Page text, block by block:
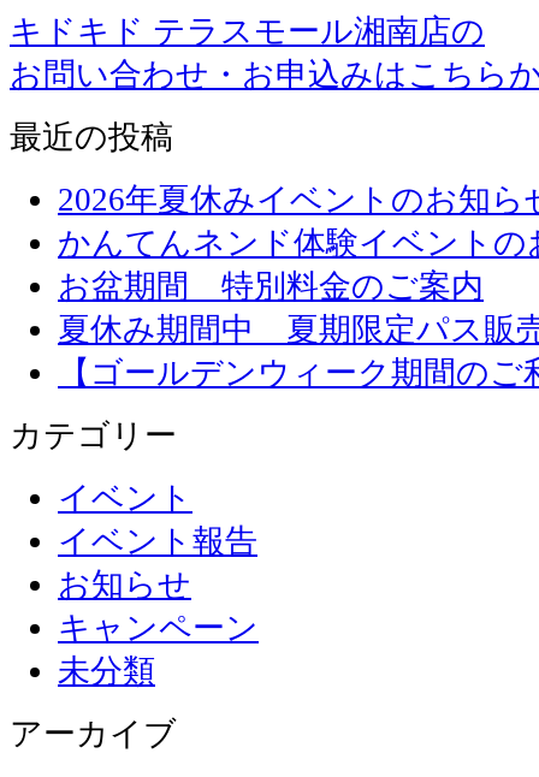
キドキド テラスモール湘南店の
お問い合わせ・お申込みはこちら
最近の投稿
2026年夏休みイベントのお知
かんてんネンド体験イベント
お盆期間 特別料金のご案内
夏休み期間中 夏期限定パス販
【ゴールデンウィーク期間の
カテゴリー
イベント
イベント報告
お知らせ
キャンペーン
未分類
アーカイブ